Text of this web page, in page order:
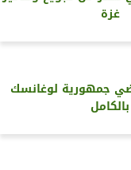
غزة
جمهورية لوغانسك
بالكامل